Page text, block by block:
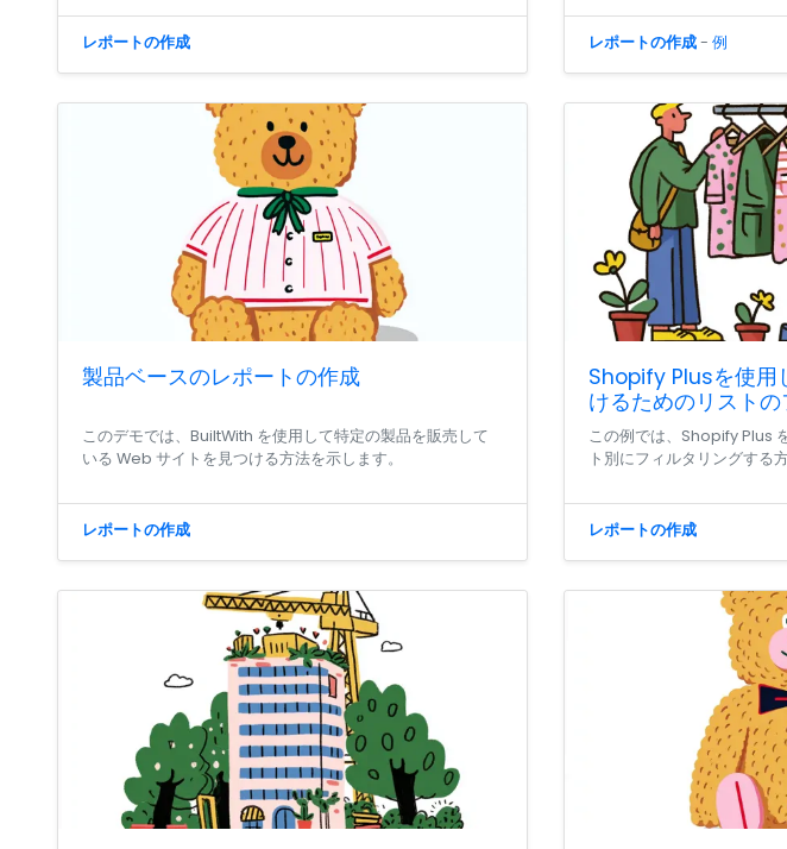
レポートの作成 レポートの作成- 例
製品ベースのレポートの作成
このデモでは、BuiltWith を使用して特定の製品を販売して
いる Web サイトを見つける方法を示します。
レポートの作成
Shopify Plusを使用
けるためのリスト
この例では、Shopify Plus
ト別にフィルタリングする
レポートの作成